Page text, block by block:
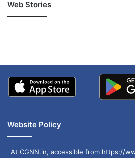
Web Stories
जम्मू-कश्मीर में बारिश से
अपडेट
खाई
Website Policy
At CGNN.in, accessible from https://